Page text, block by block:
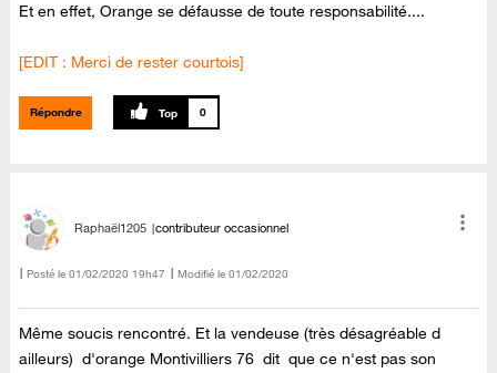
Et en effet, Orange se défausse de toute responsabilité....
[EDIT : Merci de rester courtois]
Répondre 0
Raphaël1205 contributeur occasionnel
Posté le ‎01/02/2020 19h47 Modifié le 01/02/2020
Même soucis rencontré. Et la vendeuse (très désagréable d
ailleurs) d'orange Montivilliers 76 dit que ce n'est pas son